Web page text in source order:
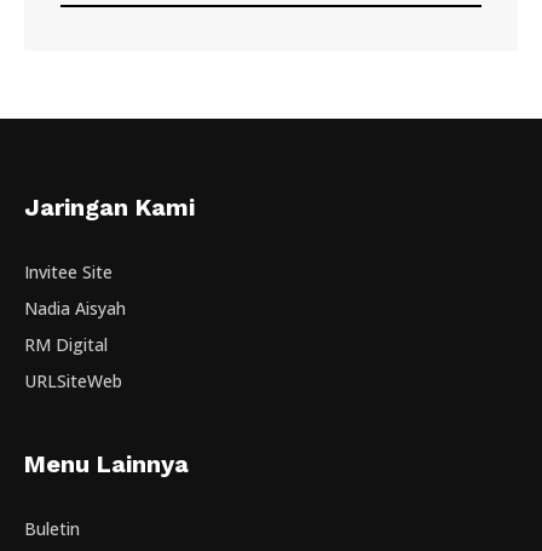
Jaringan Kami
Invitee Site
Nadia Aisyah
RM Digital
URLSiteWeb
Menu Lainnya
Buletin